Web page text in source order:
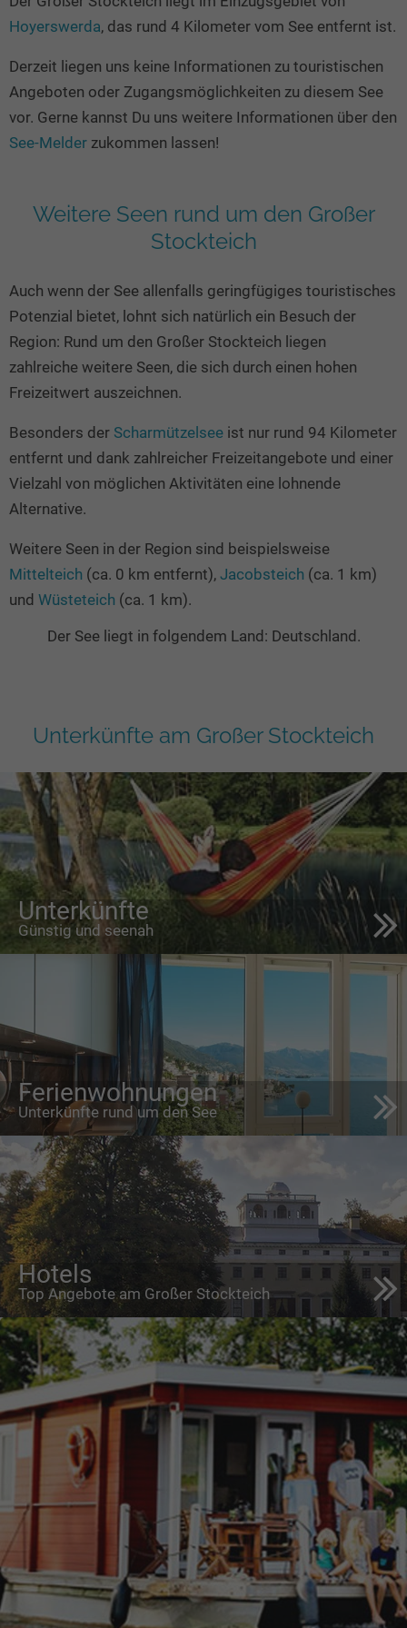
Glamping
Seen in Europa
Österreich
Schweiz
Frankreich
Niederlande
alle Länder…
Hoyerswerda, das rund 4 Kilometer vom See entfernt ist.
Derzeit liegen uns keine Informationen zu touristischen
Angeboten oder Zugangsmöglichkeiten zu diesem See
vor. Gerne kannst Du uns weitere Informationen über den
See-Melder zukommen lassen!
Weitere Seen rund um den Großer
Stockteich
Auch wenn der See allenfalls geringfügiges touristisches
Potenzial bietet, lohnt sich natürlich ein Besuch der
Region: Rund um den Großer Stockteich liegen
zahlreiche weitere Seen, die sich durch einen hohen
Freizeitwert auszeichnen.
Besonders der Scharmützelsee ist nur rund 94 Kilometer
entfernt und dank zahlreicher Freizeitangebote und einer
Vielzahl von möglichen Aktivitäten eine lohnende
Alternative.
Weitere Seen in der Region sind beispielsweise
Mittelteich (ca. 0 km entfernt), Jacobsteich (ca. 1 km)
und Wüsteteich (ca. 1 km).
Der See liegt in folgendem Land: Deutschland.
Unterkünfte am Großer Stockteich
Unterkünfte
Günstig und seenah
Ferienwohnungen
Unterkünfte rund um den See
Hotels
Top Angebote am Großer Stockteich